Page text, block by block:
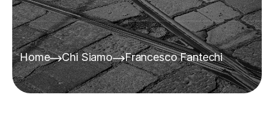
Home Chi Siamo Francesco Fantechi